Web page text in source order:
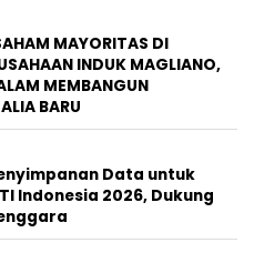
MAYORITAS DI
INDUK MAGLIANO,
MEMBANGUN
BARU
Data untuk
Indonesia 2026, Dukung